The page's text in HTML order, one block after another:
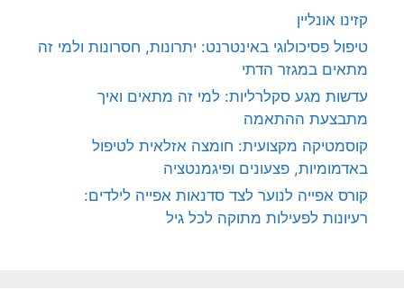
קזינו אונליין
טיפול פסיכולוגי באינטרנט: יתרונות, חסרונות ולמי זה
מתאים במגזר הדתי
עדשות מגע סקלרליות: למי זה מתאים ואיך
מתבצעת ההתאמה
קוסמטיקה מקצועית: חומצה אזלאית לטיפול
באדמומיות, פצעונים ופיגמנטציה
קורס אפייה לנוער לצד סדנאות אפייה לילדים:
רעיונות לפעילות מתוקה לכל גיל